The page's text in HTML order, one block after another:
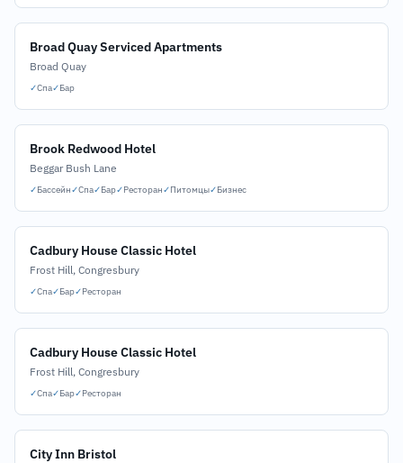
Broad Quay Serviced Apartments
Broad Quay
✓Спа✓Бар
Brook Redwood Hotel
Beggar Bush Lane
✓Бассейн✓Спа✓Бар✓Ресторан✓Питомцы✓Бизнес
Cadbury House Classic Hotel
Frost Hill, Congresbury
✓Спа✓Бар✓Ресторан
Cadbury House Classic Hotel
Frost Hill, Congresbury
✓Спа✓Бар✓Ресторан
City Inn Bristol